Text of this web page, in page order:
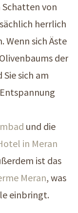
von
herrlich
Wenn sich Äste
der
sich am
und die
in Meran
ist das
Meran, was
einbringt.